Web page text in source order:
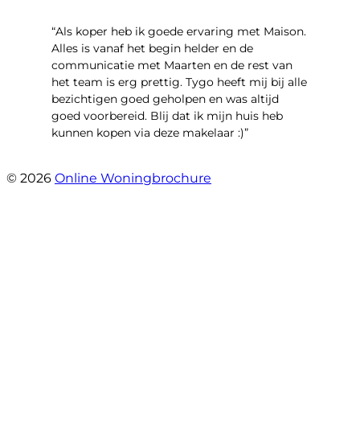
“Als koper heb ik goede ervaring met Maison.
Alles is vanaf het begin helder en de
communicatie met Maarten en de rest van
het team is erg prettig. Tygo heeft mij bij alle
bezichtigen goed geholpen en was altijd
goed voorbereid. Blij dat ik mijn huis heb
kunnen kopen via deze makelaar :)”
© 2026 Online Woningbrochure